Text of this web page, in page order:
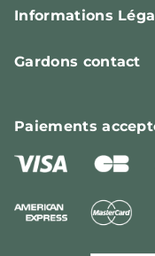
Informations
Gardons contact
Paiements